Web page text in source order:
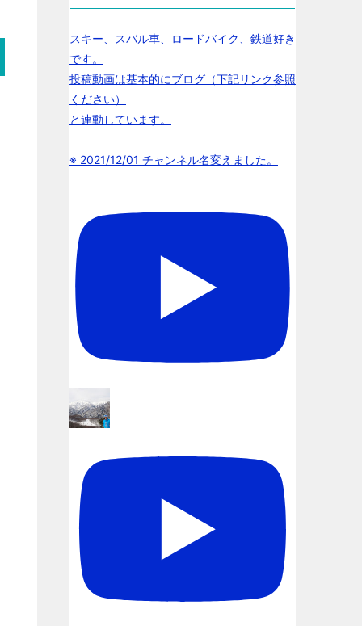
スキー、スバル車、ロードバイク、鉄道好き
です。
投稿動画は基本的にブログ（下記リンク参照
ください）
と連動しています。
※ 2021/12/01 チャンネル名変えました。